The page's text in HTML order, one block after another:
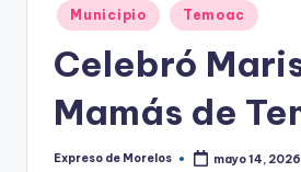
el
Publicado
en
Municipio Temoac
Celebró
Mamás de
Publicado
Expreso de Morelos mayo 14, 2026